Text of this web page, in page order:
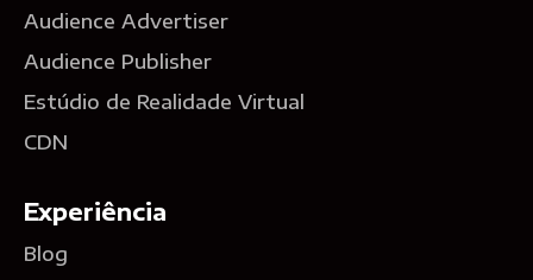
Audience Advertiser
Audience Publisher
Estúdio de Realidade Virtual
CDN
Experiência
Blog